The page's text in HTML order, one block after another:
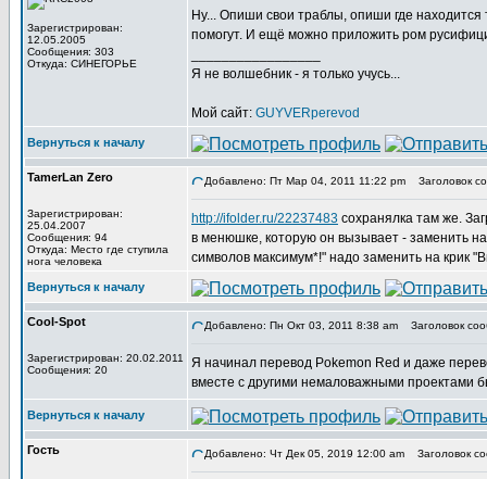
Зарегистрирован:
12.05.2005
Сообщения: 303
Откуда: СИНЕГОРЬЕ
Ну... Опиши свои траблы, опиши где находится
помогут. И ещё можно приложить ром
Я не волшебник - я только учусь...
Мой сайт: GUYVERperevod
Вернуться к началу
TamerLan Zero
Зарегистрирован:
25.04.2007
Сообщения: 94
Откуда: Место где ступила
нога человека
Добавлено: Пт Мар 04, 2011 11:22 pm Заголовок
http://ifolder.ru/22237483 сохранялка там же.
в менюшке, которую он вызывает - заменить
символов максимум*!" надо заменить на крик
Вернуться к началу
Cool-Spot
Зарегистрирован: 20.02.2011
Сообщения: 20
Добавлено: Пн Окт 03, 2011 8:38 am Заголовок
Я начинал перевод Pokemon Red и даже
вместе с другими немаловажными проектами
Вернуться к началу
Гость Добавлено: Чт Дек 05, 2019 12:00 am Заголовок